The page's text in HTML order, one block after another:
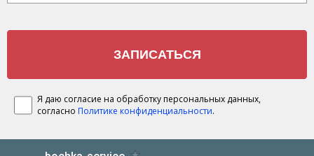
Я даю согласие на обработку персональных данных,
согласно Политике конфиденциальности.